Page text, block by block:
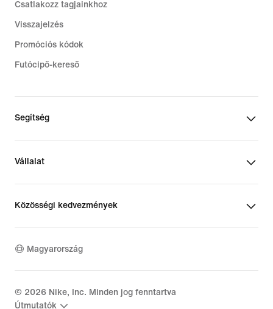
Csatlakozz tagjainkhoz
Visszajelzés
Promóciós kódok
Futócipő-kereső
Segítség
Vállalat
Közösségi kedvezmények
Magyarország
© 2026 Nike, Inc. Minden jog fenntartva
Útmutatók